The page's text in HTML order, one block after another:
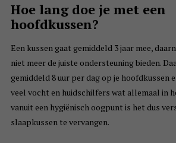
Hoe lang doe je met een
hoofdkussen?
Een kussen gaat gemiddeld 3 jaar mee,
niet meer de juiste ondersteuning bieden.
gemiddeld 8 uur per dag op je hoofdkussen
veel vocht en huidschilfers wat allemaal in
vanuit een hygiënisch oogpunt is het dus
slaapkussen te vervangen.